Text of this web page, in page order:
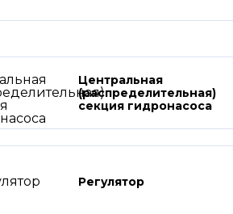
Центральная
(распределительная)
секция гидронасоса
Регулятор